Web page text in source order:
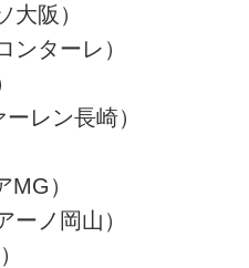
阪）
ターレ）
レン長崎）
）
ノ岡山）